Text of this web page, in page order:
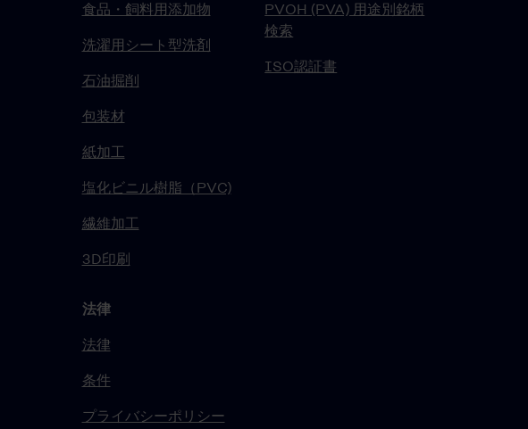
食品・飼料用添加物
洗濯用シート型洗剤
石油掘削
包装材
紙加工
塩化ビニル樹脂（PVC)
繊維加工
3D印刷
PVOH (PVA) 用途別銘柄
検索
ISO認証書
法律
法律
条件
プライバシーポリシー